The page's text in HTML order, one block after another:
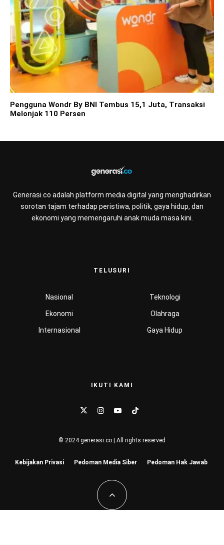
Pengguna Wondr By BNI Tembus 15,1 Juta, Transaksi
Melonjak 110 Persen
Generasi.co adalah platform media digital yang menghadirkan
sorotan tajam terhadap peristiwa, politik, gaya hidup, dan
ekonomi yang memengaruhi anak muda masa kini.
TELUSURI
Nasional
Ekonomi
Internasional
Teknologi
Olahraga
Gaya Hidup
IKUTI KAMI
© 2024 generasi.co | All rights reserved
Kebijakan Privasi Pedoman Media Siber Pedoman Hak Jawab